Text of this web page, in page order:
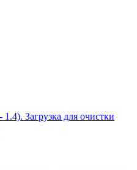
Загрузка для очистки